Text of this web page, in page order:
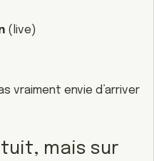
(live)
vraiment envie d’arriver
mais sur